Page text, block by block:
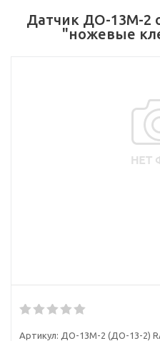
Датчик ДО-13М-2
"ножевые
Артикул: ДО-13М-2 (ДО-13-2)